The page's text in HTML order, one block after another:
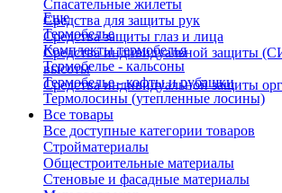
Спасательные жилеты
Средства для защиты рук
Средства защиты глаз и лица
Средства индивидуальной защиты
высоты
Средства индивидуальной защиты
Еще
Термобелье
Комплекты термобелья
Термобелье - кальсоны
Термобелье - кофты и рубашки
Термолосины (утепленные лосины)
Все товары
Все доступные категории товаров
Стройматериалы
Общестроительные материалы
Стеновые и фасадные материалы